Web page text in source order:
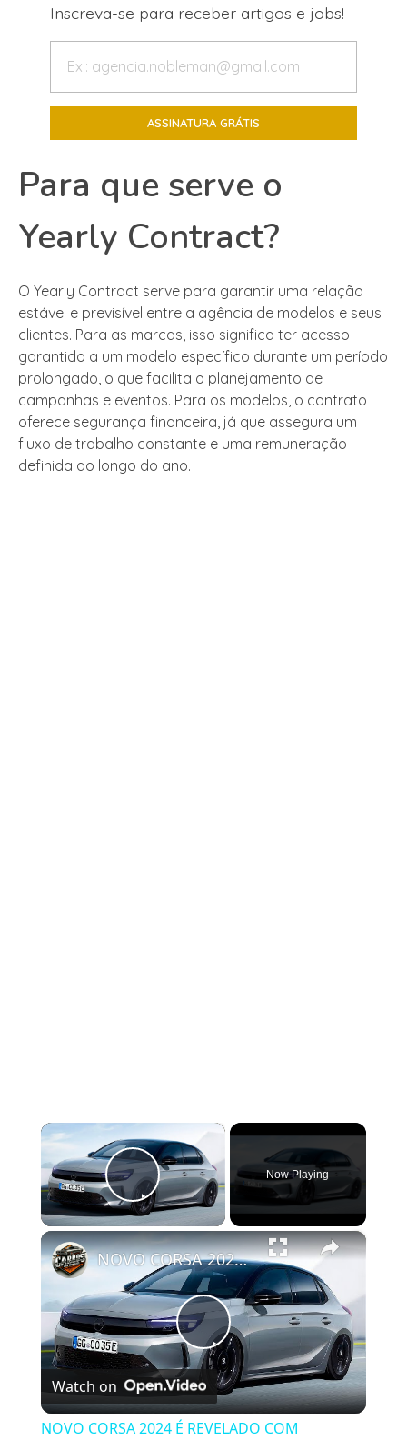
Inscreva-se para receber artigos e jobs!
Para que serve o
Yearly Contract?
O Yearly Contract serve para garantir uma relação
estável e previsível entre a agência de modelos e seus
clientes. Para as marcas, isso significa ter acesso
garantido a um modelo específico durante um período
prolongado, o que facilita o planejamento de
campanhas e eventos. Para os modelos, o contrato
oferece segurança financeira, já que assegura um
fluxo de trabalho constante e uma remuneração
definida ao longo do ano.
×
Play Video
Now Playing
×
Play
Video
NOVO CORSA 2024 É REVELADO COM ATUALIZAÇÕES NO VISUAL
Watch on
NOVO CORSA 2024 É REVELADO COM